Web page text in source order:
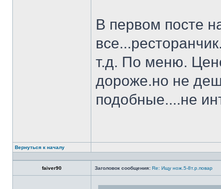
В первом посте
т.д. По меню.
дороже.но не
подобные....не
Вернуться к началу
faiver90 Заголовок сообщения: Re: Ищу нож.5-8т.р.повар